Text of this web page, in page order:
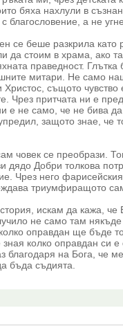
бяха нахлули в
благословение, а не
се беше разкрила като
да стоим в храма, ако
праведност.
митари. Не само
същото
Чрез притчата ни е
е не само, че не бива
защото знае, че
човек се преобрази.
дядо Добри толкова
Чрез него
триумфиращото
искам да кажа,
не само там
оправдан ще бъде
колко оправдан си
благодаря на Бога, че
бъда съдията.